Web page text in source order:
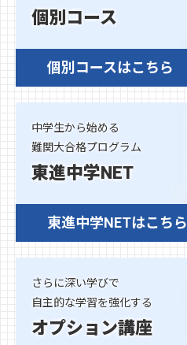
個別コース
個別コースはこちら
中学生から始める
難関大合格プログラム
東進中学NET
東進中学NETはこちら
さらに深い学びで
自主的な学習を強化する
オプション講座